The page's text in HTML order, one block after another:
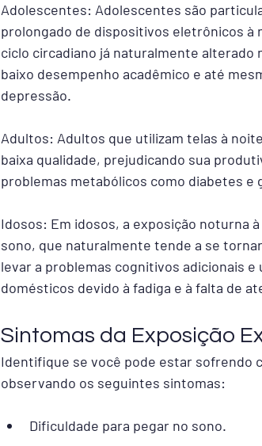
Adolescentes: Adolescentes são
prolongado de dispositivos eletrônicos à
ciclo circadiano já naturalmente alterado
baixo desempenho acadêmico e até
depressão.
Adultos: Adultos que utilizam telas à
baixa qualidade, prejudicando sua
problemas metabólicos como diabetes e
Idosos: Em idosos, a exposição noturna
sono, que naturalmente tende a se
levar a problemas cognitivos adicionais
domésticos devido à fadiga e à falta de
Sintomas da Exposição
Identifique se você pode estar sofrendo
observando os seguintes sintomas:
Dificuldade para pegar no sono.